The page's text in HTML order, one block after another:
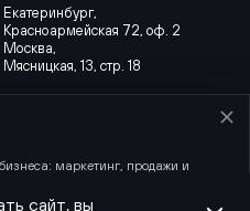
сайт, вы
Екатеринбург,
Красноармейская 72, оф. 2
Москва,
Мясницкая, 13, стр. 18
Политика конфиденциальности
маркетинг, продажи и